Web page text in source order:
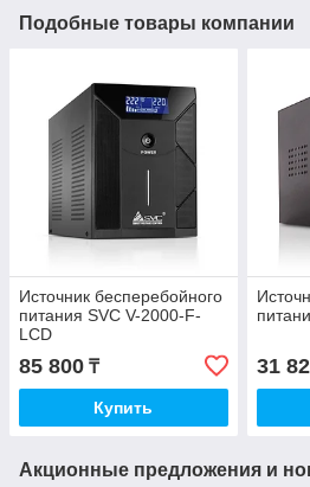
Подобные товары компании
Источник бесперебойного
питания SVC V-2000-F-
LCD
85 800 ₸
Купить
31
Акционные предложения и